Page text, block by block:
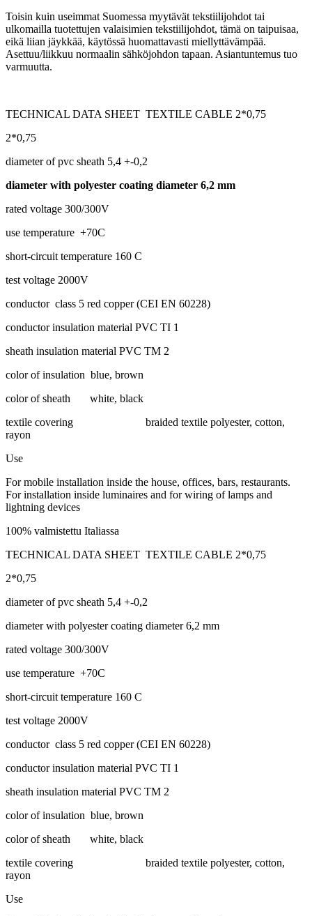
Toisin kuin useimmat Suomessa myytävät tekstiilijohdot tai
ulkomailla tuotettujen valaisimien tekstiilijohdot, tämä on taipuisaa,
eikä liian jäykkää, käytössä huomattavasti miellyttävämpää.
Asettuu/liikkuu normaalin sähköjohdon tapaan. Asiantuntemus tuo
varmuutta.
TECHNICAL DATA SHEET TEXTILE CABLE 2*0,75
2*0,75
diameter of pvc sheath 5,4 +-0,2
diameter with polyester coating diameter 6,2 mm
rated voltage 300/300V
use temperature +70C
short-circuit temperature 160 C
test voltage 2000V
conductor class 5 red copper (CEI EN 60228)
conductor insulation material PVC TI 1
sheath insulation material PVC TM 2
color of insulation blue, brown
color of sheath white, black
textile covering braided textile polyester, cotton,
rayon
Use
For mobile installation inside the house, offices, bars, restaurants.
For installation inside luminaires and for wiring of lamps and
lightning devices
100% valmistettu Italiassa
TECHNICAL DATA SHEET TEXTILE CABLE 2*0,75
2*0,75
diameter of pvc sheath 5,4 +-0,2
diameter with polyester coating diameter 6,2 mm
rated voltage 300/300V
use temperature +70C
short-circuit temperature 160 C
test voltage 2000V
conductor class 5 red copper (CEI EN 60228)
conductor insulation material PVC TI 1
sheath insulation material PVC TM 2
color of insulation blue, brown
color of sheath white, black
textile covering braided textile polyester, cotton,
rayon
Use